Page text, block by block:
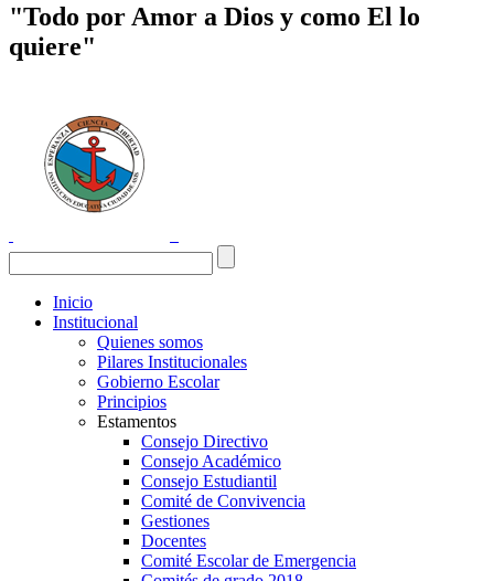
"Todo por Amor a Dios y como El lo
quiere"
Inicio
Institucional
Quienes somos
Pilares Institucionales
Gobierno Escolar
Principios
Estamentos
Consejo Directivo
Consejo Académico
Consejo Estudiantil
Comité de Convivencia
Gestiones
Docentes
Comité Escolar de Emergencia